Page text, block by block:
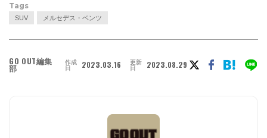
Tags
SUV メルセデス・ベンツ
GO OUT編集
部
作成
日 2023.03.16 更新
日 2023.08.29